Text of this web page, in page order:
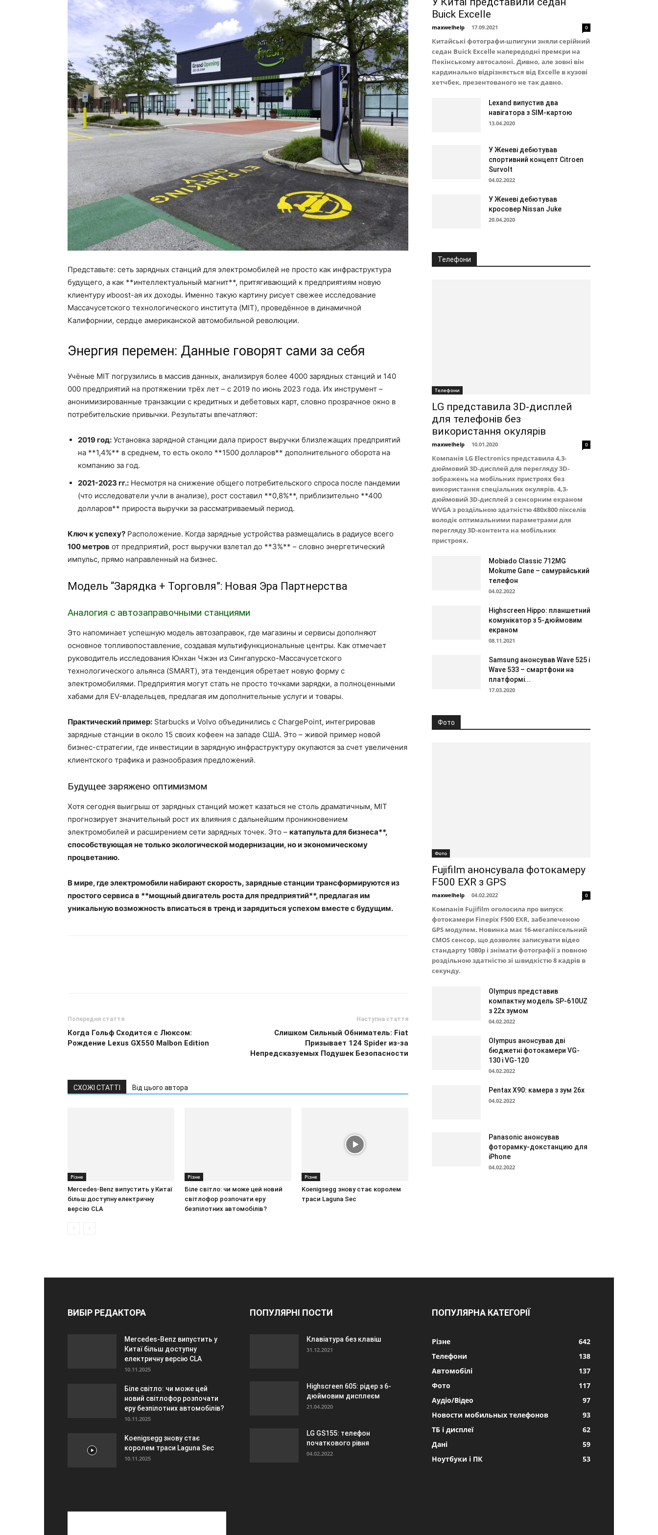
Представьте: сеть зарядных станций для электромобилей не просто как инфраструктура
будущего, а как **интеллектуальный магнит**, притягивающий к предприятиям новую
клиентуру иboost-ая их доходы. Именно такую картину рисует свежее исследование
Массачусетского технологического института (MIT), проведённое в динамичной
Калифорнии, сердце американской автомобильной революции.
Энергия перемен: Данные говорят сами за себя
Учёные MIT погрузились в массив данных, анализируя более 4000 зарядных станций и 140
000 предприятий на протяжении трёх лет – с 2019 по июнь 2023 года. Их инструмент –
анонимизированные транзакции с кредитных и дебетовых карт, словно прозрачное окно в
потребительские привычки. Результаты впечатляют:
2019 год: Установка зарядной станции дала прирост выручки близлежащих предприятий
на **1,4%** в среднем, то есть около **1500 долларов** дополнительного оборота на
компанию за год.
2021-2023 гг.: Несмотря на снижение общего потребительского спроса после пандемии
(что исследователи учли в анализе), рост составил **0,8%**, приблизительно **400
долларов** прироста выручки за рассматриваемый период.
Ключ к успеху? Расположение. Когда зарядные устройства размещались в радиусе всего
100 метров от предприятий, рост выручки взлетал до **3%** – словно энергетический
импульс, прямо направленный на бизнес.
Модель “Зарядка + Торговля”: Новая Эра Партнерства
Аналогия с автозаправочными станциями
Это напоминает успешную модель автозаправок, где магазины и сервисы дополняют
основное топливопоставление, создавая мультифункциональные центры. Как отмечает
руководитель исследования Юнхан Чжэн из Сингапурско-Массачусетского
технологического альянса (SMART), эта тенденция обретает новую форму с
электромобилями. Предприятия могут стать не просто точками зарядки, а полноценными
хабами для EV-владельцев, предлагая им дополнительные услуги и товары.
Практический пример: Starbucks и Volvo объединились с ChargePoint, интегрировав
зарядные станции в около 15 своих кофеен на западе США. Это – живой пример новой
бизнес-стратегии, где инвестиции в зарядную инфраструктуру окупаются за счет увеличения
клиентского трафика и разнообразия предложений.
Будущее заряжено оптимизмом
Хотя сегодня выигрыш от зарядных станций может казаться не столь драматичным, MIT
прогнозирует значительный рост их влияния с дальнейшим проникновением
электромобилей и расширением сети зарядных точек. Это – катапульта для бизнеса**,
способствующая не только экологической модернизации, но и экономическому
процветанию.
В мире, где электромобили набирают скорость, зарядные станции трансформируются из
простого сервиса в **мощный двигатель роста для предприятий**, предлагая им
уникальную возможность вписаться в тренд и зарядиться успехом вместе с будущим.
Попередня стаття
Когда Гольф Сходится с Люксом:
Рождение Lexus GX550 Malbon Edition
Наступна стаття
Слишком Сильный Обниматель: Fiat
Призывает 124 Spider из-за
Непредсказуемых Подушек Безопасности
СХОЖІ СТАТТІ Від цього автора
Різне
Mercedes-Benz випустить у Китаї
більш доступну електричну
версію CLA
Різне
Біле світло: чи може цей новий
світлофор розпочати еру
безпілотних автомобілів?
Різне
Koenigsegg знову стає королем
траси Laguna Sec
Buick Excelle
maxwelhelp - 17.09.2021 0
Китайські фотографи-шпигуни зняли серійний
седан Buick Excelle напередодні премєри на
Пекінському автосалоні. Дивно, але зовні він
кардинально відрізняється від Excelle в кузові
хетчбек, презентованого не так давно.
Lexand випустив два
навігатора з SIM-картою
13.04.2020
У Женеві дебютував
спортивний концепт Citroen
Survolt
04.02.2022
У Женеві дебютував
кросовер Nissan Juke
20.04.2020
Телефони
Телефони
LG представила 3D-дисплей
для телефонів без
використання окулярів
maxwelhelp - 10.01.2020 0
Компанія LG Electronics представила 4,3-
дюймовий 3D-дисплей для перегляду 3D-
зображень на мобільних пристроях без
використання спеціальних окулярів. 4,3-
дюймовий 3D-дисплей з сенсорним екраном
WVGA з роздільною здатністю 480x800 пікселів
володіє оптимальними параметрами для
перегляду 3D-контента на мобільних
пристроях.
Mobiado Classic 712MG
Mokume Gane – самурайський
телефон
04.02.2022
Highscreen Hippo: планшетний
комунікатор з 5-дюймовим
екраном
08.11.2021
Samsung анонсував Wave 525 і
Wave 533 – смартфони на
платформі...
17.03.2020
Фото
Фото
Fujifilm анонсувала фотокамеру
F500 EXR з GPS
maxwelhelp - 04.02.2022 0
Компанія Fujifilm оголосила про випуск
фотокамери Finepix F500 EXR, забезпеченою
GPS модулем. Новинка має 16-мегапіксельний
CMOS сенсор, що дозволяє записувати відео
стандарту 1080p і знімати фотографії з повною
роздільною здатністю зі швидкістю 8 кадрів в
секунду.
Olympus представив
компактну модель SP-610UZ
з 22х зумом
04.02.2022
Olympus анонсував дві
бюджетні фотокамери VG-
130 і VG-120
04.02.2022
Pentax X90: камера з зум 26х
04.02.2022
Panasonic анонсував
фоторамку-докстанцию для
iPhone
04.02.2022
ВИБІР РЕДАКТОРА
Mercedes-Benz випустить у
Китаї більш доступну
електричну версію CLA
10.11.2025
Біле світло: чи може цей
новий світлофор розпочати
еру безпілотних автомобілів?
10.11.2025
Koenigsegg знову стає
королем траси Laguna Sec
10.11.2025
ПОПУЛЯРНІ ПОСТИ
Клавіатура без клавіш
31.12.2021
Highscreen 605: рідер з 6-
дюймовим дисплеєм
21.04.2020
LG GS155: телефон
початкового рівня
04.02.2022
ПОПУЛЯРНА КАТЕГОРІЇ
Різне
642
Телефони
138
Автомобілі
137
Фото
117
Аудіо/Відео
97
Новости мобильных телефонов
93
ТБ і дисплеї
62
Дані
59
Ноутбуки і ПК
53